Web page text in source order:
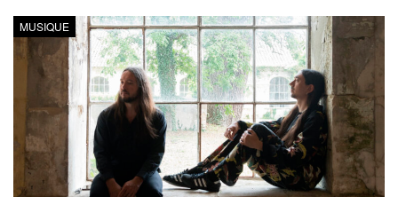
MUSIQUE